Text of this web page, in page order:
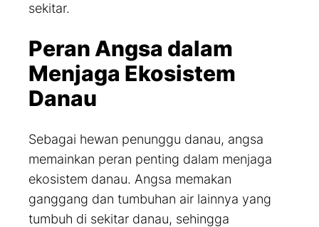
sekitar.
Peran Angsa dalam
Menjaga Ekosistem
Danau
Sebagai hewan penunggu danau, angsa
memainkan peran penting dalam menjaga
ekosistem danau. Angsa memakan
ganggang dan tumbuhan air lainnya yang
tumbuh di sekitar danau, sehingga